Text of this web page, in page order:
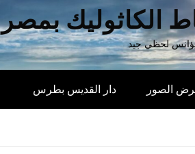
الكاثوليك بمصر
يؤانس لحظي جيد
الصور دار القديس بطرس